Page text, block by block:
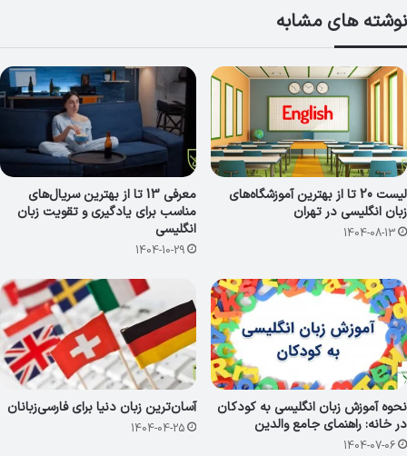
نوشته های مشابه
لیست 20 تا از بهترین آموزشگاه‌های
زبان انگلیسی در تهران
1404-08-13
معرفی 13 تا از بهترین سریال‌های
مناسب برای یادگیری و تقویت زبان
انگلیسی
1404-10-29
نحوه آموزش زبان انگلیسی به کودکان
در خانه: راهنمای جامع والدین
1404-07-06
آسان‌ترین زبان دنیا برای فارسی‌زبانان
1404-04-25